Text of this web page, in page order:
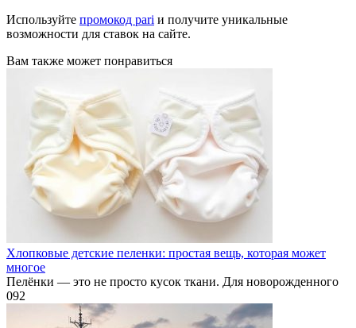
Используйте промокод pari и получите уникальные
возможности для ставок на сайте.
Вам также может понравиться
Хлопковые детские пеленки: простая вещь, которая может
многое
Пелёнки — это не просто кусок ткани. Для новорожденного
092